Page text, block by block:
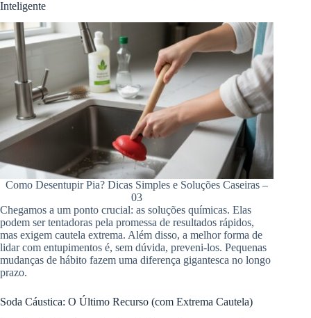
Inteligente
Como Desentupir Pia? Dicas Simples e Soluções Caseiras –
03
Chegamos a um ponto crucial: as soluções químicas. Elas
podem ser tentadoras pela promessa de resultados rápidos,
mas exigem cautela extrema. Além disso, a melhor forma de
lidar com entupimentos é, sem dúvida, preveni-los. Pequenas
mudanças de hábito fazem uma diferença gigantesca no longo
prazo.
Soda Cáustica: O Último Recurso (com Extrema Cautela)